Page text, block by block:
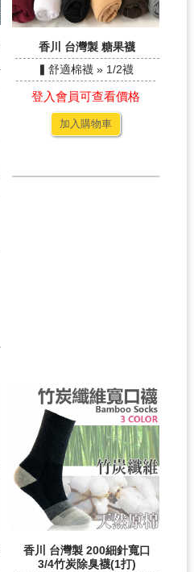
香川 台灣製 糖果襪
▍舒適棉襪 » 1/2襪
登入會員可查看價格
加入購物車
香川 台灣製 200細針寬口
3/4竹炭除臭襪(1打)